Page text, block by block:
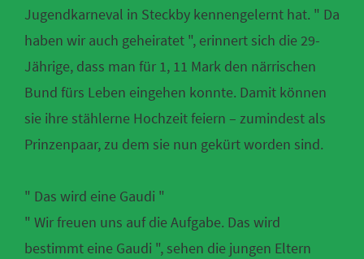
Jugendkarneval in Steckby kennengelernt hat. " Da
haben wir auch geheiratet ", erinnert sich die 29-
Jährige, dass man für 1, 11 Mark den närrischen
Bund fürs Leben eingehen konnte. Damit können
sie ihre stählerne Hochzeit feiern – zumindest als
Prinzenpaar, zu dem sie nun gekürt worden sind.
" Das wird eine Gaudi "
" Wir freuen uns auf die Aufgabe. Das wird
bestimmt eine Gaudi ", sehen die jungen Eltern